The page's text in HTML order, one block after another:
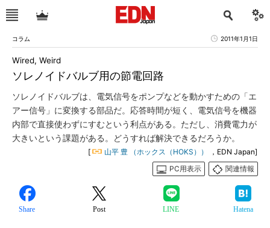
コラム 2011年1月1日
ソレノイドバルブ用の節電回路
Wired, Weird
ソレノイドバルブは、電気信号をポンプなどを動かすための「エ
アー信号」に変換する部品だ。応答時間が短く、電気信号を機器
内部で直接使わずにすむという利点がある。ただし、消費電力が
大きいという課題がある。どうすれば解決できるだろうか。
[ 山平 豊 （ホックス（HOKS））
，EDN Japan]
PC用表示
関連情報
Share Post LINE Hatena